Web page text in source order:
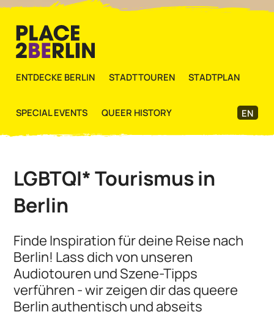
ENTDECKE BERLIN STADTTOUREN STADTPLAN
SPECIAL EVENTS QUEER HISTORY EN
LGBTQI* Tourismus in
Berlin
Finde Inspiration für deine Reise nach
Berlin! Lass dich von unseren
Audiotouren und Szene-Tipps
verführen - wir zeigen dir das queere
Berlin authentisch und abseits